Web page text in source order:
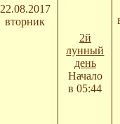
22.08.2017
вторник
2й
лунный
день
Начало
в 05:44